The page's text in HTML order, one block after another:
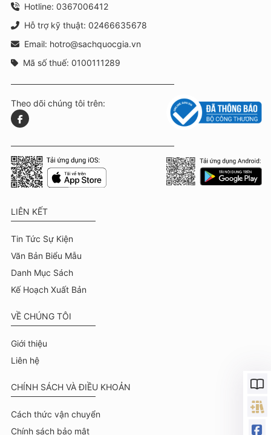
Hotline: 0367006412
Hỗ trợ kỹ thuật: 02466635678
Email: hotro@sachquocgia.vn
Mã số thuế: 0100111289
Theo dõi chúng tôi trên:
LIÊN KẾT
Tin Tức Sự Kiện
Văn Bản Biểu Mẫu
Danh Mục Sách
Kế Hoạch Xuất Bản
VỀ CHÚNG TÔI
Giới thiệu
Liên hệ
CHÍNH SÁCH VÀ ĐIỀU KHOẢN
Cách thức vận chuyển
Chính sách bảo mật